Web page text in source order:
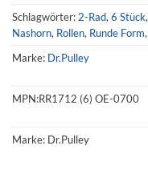
Schlagwörter: 2-Rad, 6 Stück,
Nashorn, Rollen, Runde Form,
Marke: Dr.Pulley
MPN:RR1712 (6) OE-0700
Marke: Dr.Pulley